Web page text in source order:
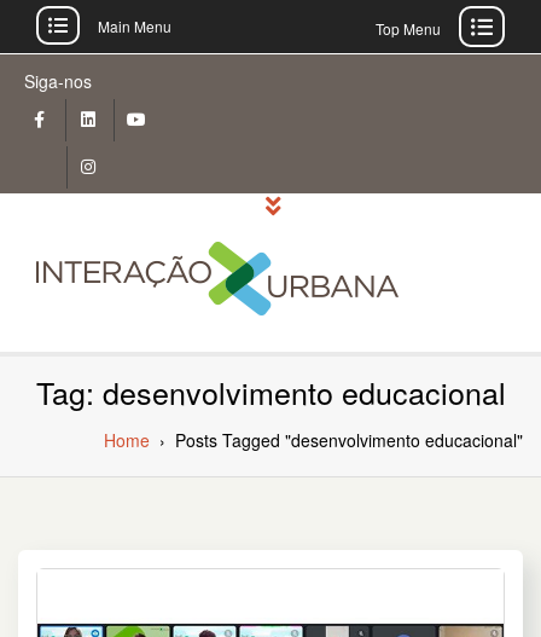
content
Siga-nos
Main Menu Top Menu
Tag: desenvolvimento educacional
Home › Posts Tagged "desenvolvimento educacional"